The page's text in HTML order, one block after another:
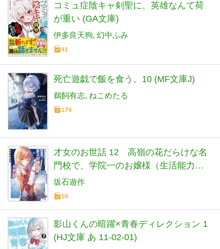
コミュ症陰キャ剣聖に、英雄なんて荷
が重い (GA文庫)
伊多良天狗 幻中ふみ
41
死亡遊戯で飯を食う。10 (MF文庫J)
鵜飼有志 ねこめたる
179
才女のお世話 12 高嶺の花だらけな名
門校で、学院一のお嬢様（生活能力皆
無）を陰ながらお世話することになり
ました (HJ文庫 さ 07-03-12)
坂石遊作
59
影山くんの暗躍×青春ディレクション 1
(HJ文庫 あ 11-02-01)